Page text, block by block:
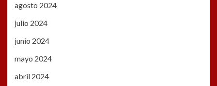
agosto 2024
julio 2024
junio 2024
mayo 2024
abril 2024